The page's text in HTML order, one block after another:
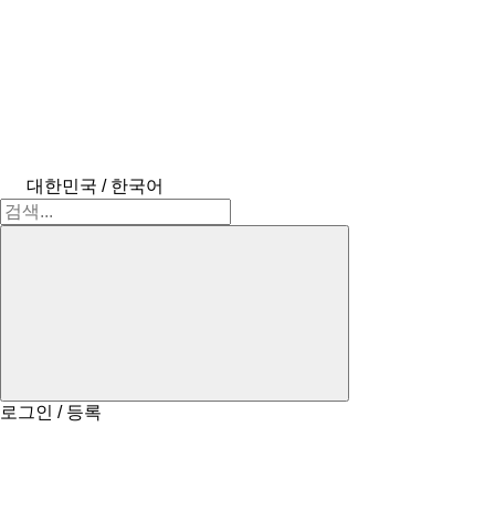
대한민국 / 한국어
로그인 / 등록